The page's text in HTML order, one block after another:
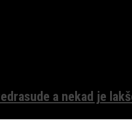
a nekad je